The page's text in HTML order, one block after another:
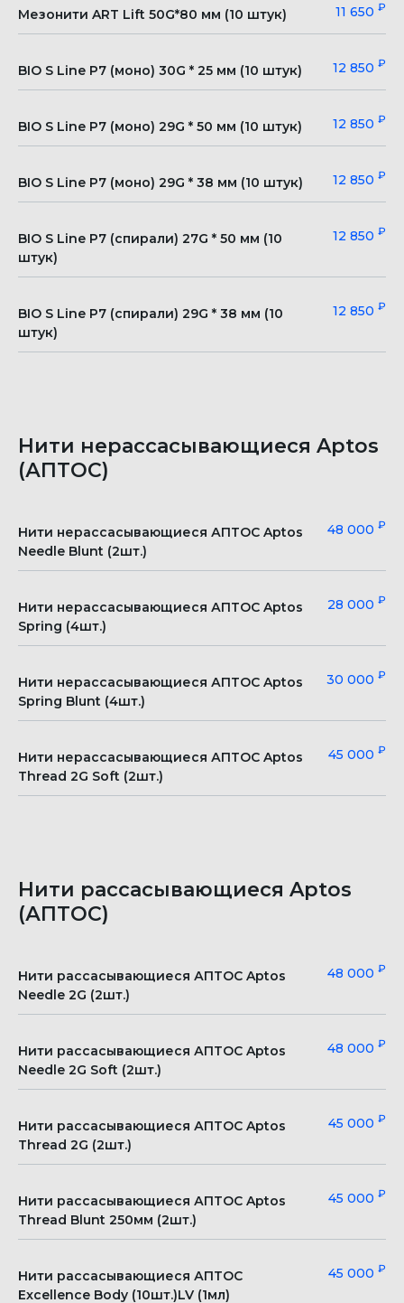
Мезонити ART Lift 50G*80 мм (10 штук) 11 650 ₽
BIO S Line P7 (моно) 30G * 25 мм (10 штук) 12 850 ₽
BIO S Line P7 (моно) 29G * 50 мм (10 штук) 12 850 ₽
BIO S Line P7 (моно) 29G * 38 мм (10 штук) 12 850 ₽
BIO S Line P7 (спирали) 27G * 50 мм (10
штук)
12 850 ₽
BIO S Line P7 (спирали) 29G * 38 мм (10
штук)
12 850 ₽
Нити нерассасывающиеся Aptos
(АПТОС)
Нити нерассасывающиеся АПТОС Aptos
Needle Blunt (2шт.)
48 000 ₽
Нити нерассасывающиеся АПТОС Aptos
Spring (4шт.)
28 000 ₽
Нити нерассасывающиеся АПТОС Aptos
Spring Blunt (4шт.)
30 000 ₽
Нити нерассасывающиеся АПТОС Aptos
Thread 2G Soft (2шт.)
45 000 ₽
Нити рассасывающиеся Aptos
(АПТОС)
Нити рассасывающиеся АПТОС Aptos
Needle 2G (2шт.)
48 000 ₽
Нити рассасывающиеся АПТОС Aptos
Needle 2G Soft (2шт.)
48 000 ₽
Нити рассасывающиеся АПТОС Aptos
Thread 2G (2шт.)
45 000 ₽
Нити рассасывающиеся АПТОС Aptos
Thread Blunt 250мм (2шт.)
45 000 ₽
Нити рассасывающиеся АПТОС
Excellence Body (10шт.)LV (1мл)
45 000 ₽